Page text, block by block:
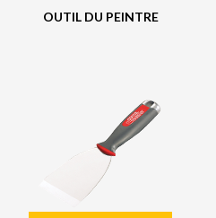
OUTIL DU PEINTRE